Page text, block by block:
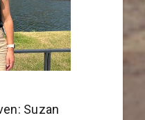
Suzan